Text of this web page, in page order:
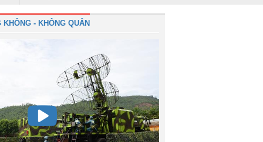
- KHÔNG QUÂN